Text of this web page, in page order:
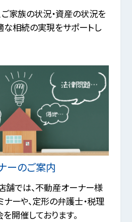
家族の状況・資産の状況を
な相続の実現をサポートし
ーのご案内
では、不動産オーナー様
ーや、定形の弁護士・税理
開催しております。